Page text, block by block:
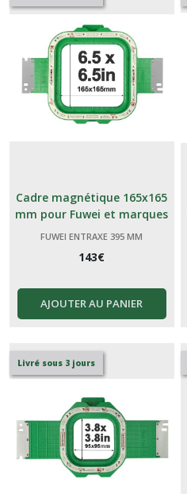
Cadre magnétique 165x165
mm pour Fuwei et marques
génériques Chinoises 395
FUWEI ENTRAXE 395 MM
143€
AJOUTER AU PANIER
Livré sous 3 jours